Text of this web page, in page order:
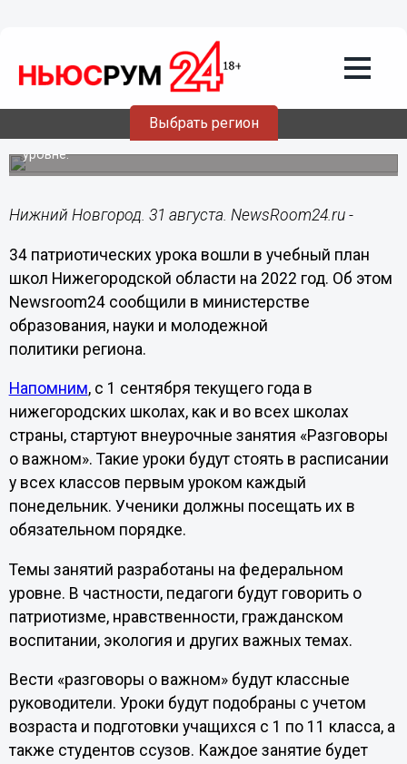
Выбрать регион
31.08.202212:27
34 патриотических урока включили в
учебный план нижегородских школ
Разработка тем занятий проводилась на федеральном
уровне.
Нижний Новгород. 31 августа. NewsRoom24.ru -
34 патриотических урока вошли в учебный план
школ Нижегородской области на 2022 год. Об этом
Newsroom24 сообщили в министерстве
образования, науки и молодежной
политики региона.
Напомним, с 1 сентября текущего года в
нижегородских школах, как и во всех школах
страны, стартуют внеурочные занятия «Разговоры
о важном». Такие уроки будут стоять в расписании
у всех классов первым уроком каждый
понедельник. Ученики должны посещать их в
обязательном порядке.
Темы занятий разработаны на федеральном
уровне. В частности, педагоги будут говорить о
патриотизме, нравственности, гражданском
воспитании, экология и других важных темах.
Вести «разговоры о важном» будут классные
руководители. Уроки будут подобраны с учетом
возраста и подготовки учащихся с 1 по 11 класса, а
также студентов ссузов. Каждое занятие будет